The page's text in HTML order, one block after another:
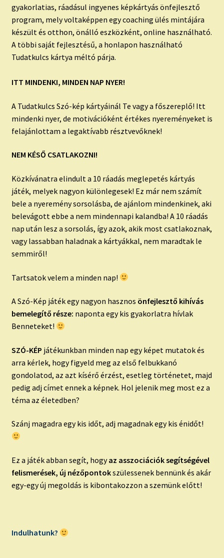
gyakorlatias, ráadásul ingyenes képkártyás önfejlesztő
program, mely voltaképpen egy coaching ülés mintájára
készült és otthon, önálló eszközként, online használható.
A többi saját fejlesztésű, a honlapon használható
Tudatkulcs kártya méltó párja.
ITT MINDENKI, MINDEN NAP NYER!
A Tudatkulcs Szó-kép kártyáinál Te vagy a főszereplő! Itt
mindenki nyer, de motivációként értékes nyereményeket is
felajánlottam a legaktívabb résztvevőknek!
NEM KÉSŐ CSATLAKOZNI!
Közkívánatra elindult a 10 ráadás meglepetés kártyás
játék, melyek nagyon különlegesek! Ez már nem számít
bele a nyeremény sorsolásba, de ajánlom mindenkinek, aki
belevágott ebbe a nem mindennapi kalandba! A 10 ráadás
nap után lesz a sorsolás, így azok, akik most csatlakoznak,
vagy lassabban haladnak a kártyákkal, nem maradtak le
semmiről!
Tartsatok velem a minden nap!
A Szó-Kép játék egy nagyon hasznos önfejlesztő kihívás
bemelegítő része: naponta egy kis gyakorlatra hívlak
Benneteket!
SZÓ-KÉP játékunkban minden nap egy képet mutatok és
arra kérlek, hogy figyeld meg az első felbukkanó
gondolatod, az azt kísérő érzést, esetleg történetet, majd
pedig adj címet ennek a képnek. Hol jelenik meg most ez a
téma az életedben?
Szánj magadra egy kis időt, adj magadnak egy kis énidőt!
Ez a játék abban segít, hogyaz asszociációk segítségével
felismerések, új nézőpontokszülessenek bennünk és akár
egy-egy új megoldás is kibontakozzon a szemünk előtt!
Indulhatunk?